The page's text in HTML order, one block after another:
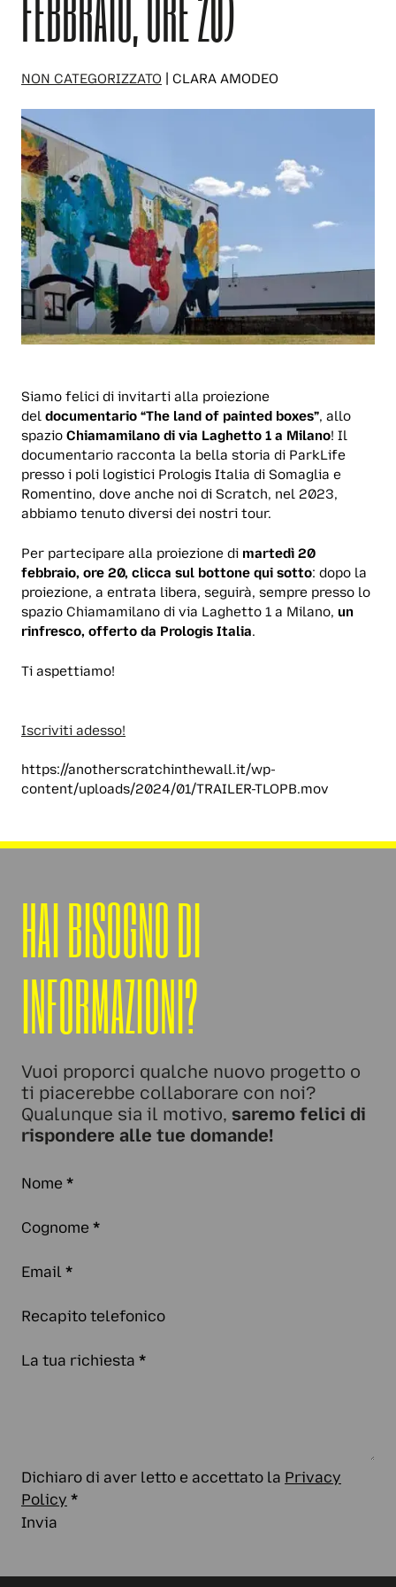
NON CATEGORIZZATO | CLARA AMODEO
Siamo felici di invitarti alla proiezione
del documentario “The land of painted boxes”, allo
spazio Chiamamilano di via Laghetto 1 a Milano! Il
documentario racconta la bella storia di ParkLife
presso i poli logistici Prologis Italia di Somaglia e
Romentino, dove anche noi di Scratch, nel 2023,
abbiamo tenuto diversi dei nostri tour.
Per partecipare alla proiezione di martedì 20
febbraio, ore 20, clicca sul bottone qui sotto: dopo la
proiezione, a entrata libera, seguirà, sempre presso lo
spazio Chiamamilano di via Laghetto 1 a Milano, un
rinfresco, offerto da Prologis Italia.
Ti aspettiamo!
Iscriviti adesso!
https://anotherscratchinthewall.it/wp-
content/uploads/2024/01/TRAILER-TLOPB.mov
HAI BISOGNO DI
INFORMAZIONI?
Vuoi proporci qualche nuovo progetto o
ti piacerebbe collaborare con noi?
Qualunque sia il motivo, saremo felici di
rispondere alle tue domande!
Nome *
Cognome *
Email *
Recapito telefonico
La tua richiesta *
Dichiaro di aver letto e accettato la Privacy
Policy *
Invia